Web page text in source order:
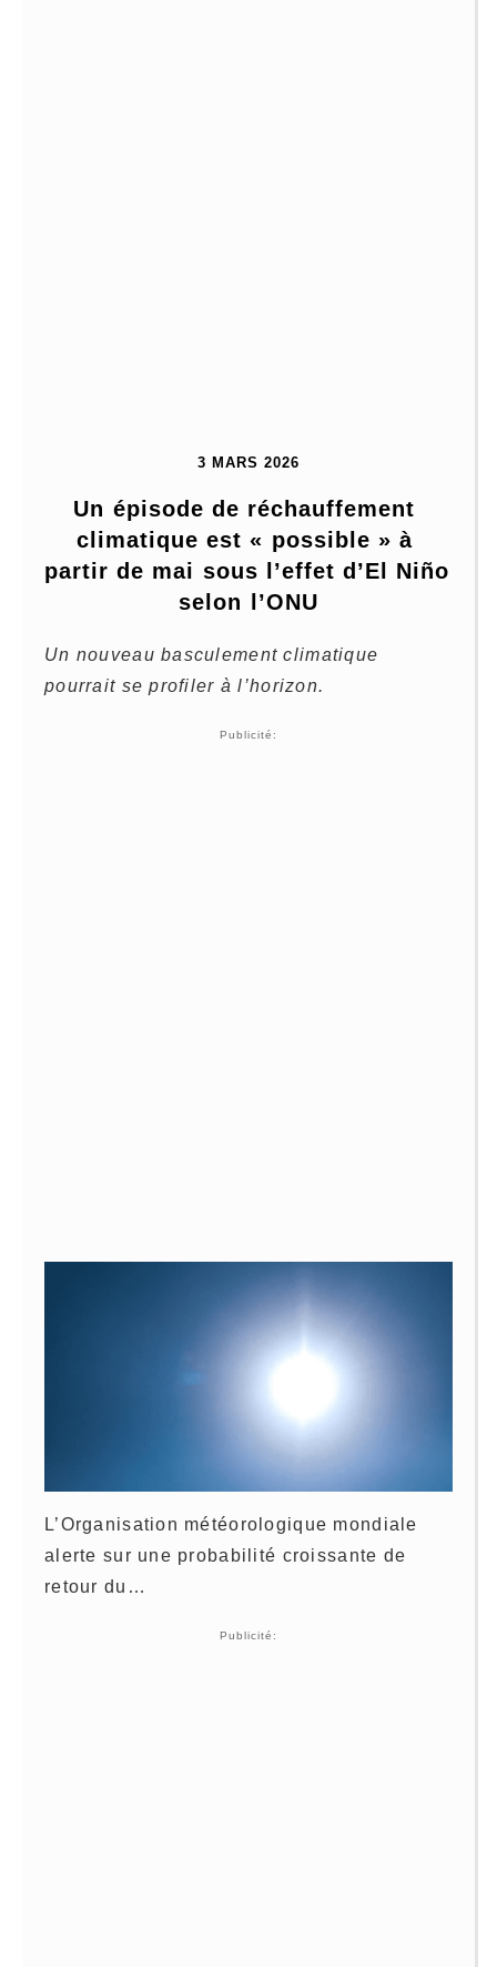
3 MARS 2026
Un épisode de réchauffement
climatique est « possible » à
partir de mai sous l’effet d’El Niño
selon l’ONU
Un nouveau basculement climatique
pourrait se profiler à l’horizon.
Publicité:
L’Organisation météorologique mondiale
alerte sur une probabilité croissante de
retour du…
Publicité: